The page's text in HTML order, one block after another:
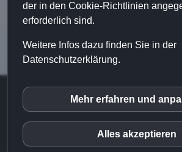
Home|Impressum|
Sales-Implementierung - Login|
Haftungsausschluss|Kontakt|
der in den Cookie-Richtlinien
erforderlich sind.
Weitere Infos dazu finden Sie in der
Datenschutzerklärung.
inCMS
Google Fonts
Mehr erfahren und
Alles akzeptieren